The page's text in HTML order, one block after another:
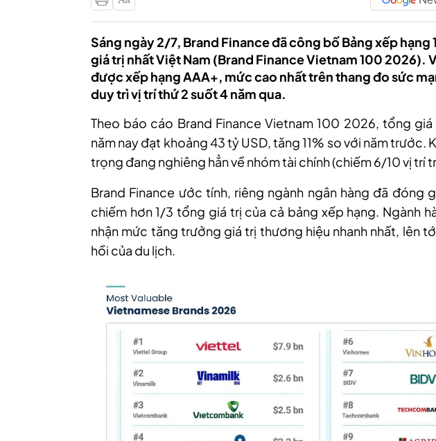
Sáng ngày 2/7, Brand Finance đã công bố Bảng xếp
giá trị nhất Việt Nam (Brand Finance Vietnam 100 2026).
được xếp hạng AAA+, mức cao nhất trên thang đo sức
duy trì vị trí thứ 2 suốt 4 năm qua.
Theo báo cáo Brand Finance Vietnam 100 2026, tổng
năm nay đạt khoảng 43 tỷ USD, tăng 11% so với năm trước.
trọng đang nghiêng hẳn về nhóm tài chính (chiếm 6/10 vị trí
Brand Finance ước tính, riêng ngành ngân hàng đã đóng
chiếm hơn 1/3 tổng giá trị của cả bảng xếp hạng. Ngành
nhận mức tăng trưởng giá trị thương hiệu nhanh nhất, lên
hồi của du lịch.